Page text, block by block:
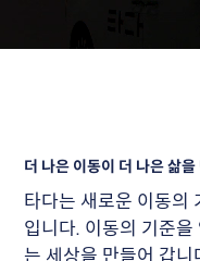
더 나은 이동이 더 나은 삶
타다는 새로운 이동의
입니다. 이동의 기준
는 세상을 만들어 갑니